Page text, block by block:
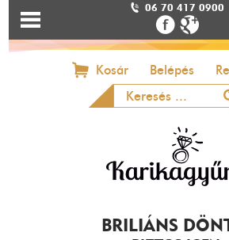
06 70 417 0900
Kosár Belépés
BRILIÁNS